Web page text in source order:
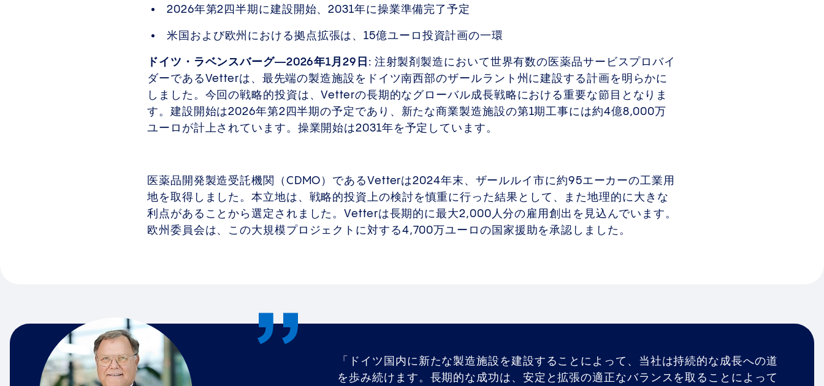
2026年第2四半期に建設開始、2031年に操業準備完了予定
米国および欧州における拠点拡張は、15億ユーロ投資計画の一環
ドイツ・ラベンスバーグ―2026年1月29日: 注射製剤製造において世界有数の医薬品サービスプロバイ
ダーであるVetterは、最先端の製造施設をドイツ南西部のザールラント州に建設する計画を明らかに
しました。今回の戦略的投資は、Vetterの長期的なグローバル成長戦略における重要な節目となりま
す。建設開始は2026年第2四半期の予定であり、新たな商業製造施設の第1期工事には約4億8,000万
ユーロが計上されています。操業開始は2031年を予定しています。
医薬品開発製造受託機関（CDMO）であるVetterは2024年末、ザールルイ市に約95エーカーの工業用
地を取得しました。本立地は、戦略的投資上の検討を慎重に行った結果として、また地理的に大きな
利点があることから選定されました。Vetterは長期的に最大2,000人分の雇用創出を見込んでいます。
欧州委員会は、この大規模プロジェクトに対する4,700万ユーロの国家援助を承認しました。
「ドイツ国内に新たな製造施設を建設することによって、当社は持続的な成長への道
を歩み続けます。長期的な成功は、安定と拡張の適正なバランスを取ることによって